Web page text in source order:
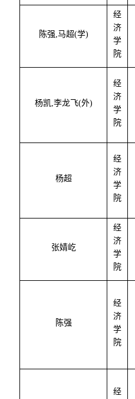
陈强,马超(学)
经
济
学
院
杨凯,李龙飞(外)
经
济
学
院
杨超
经
济
学
院
张婧屹
经
济
学
院
陈强
经
济
学
院
经